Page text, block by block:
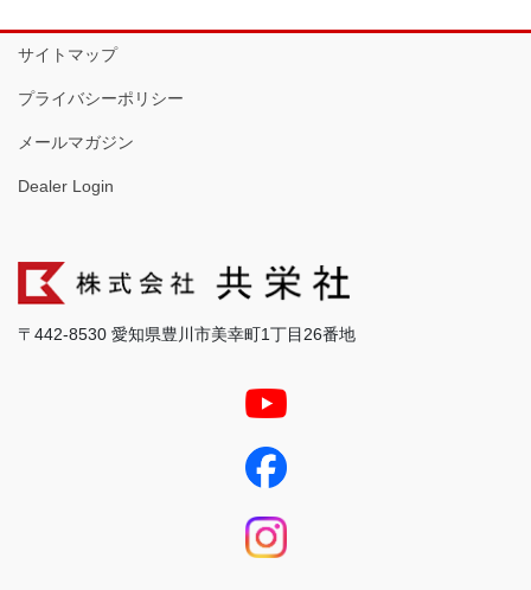
サイトマップ
プライバシーポリシー
メールマガジン
Dealer Login
〒442-8530 愛知県豊川市美幸町1丁目26番地